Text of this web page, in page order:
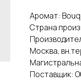
Аромат:
Страна
Москва,
Поставщик: